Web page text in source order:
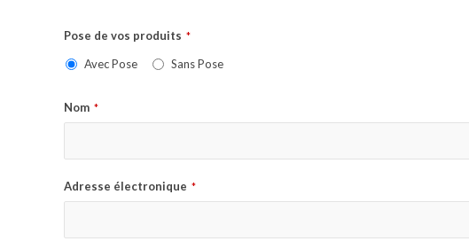
Pose de vos produits *
Avec Pose Sans Pose
Nom *
Adresse électronique *